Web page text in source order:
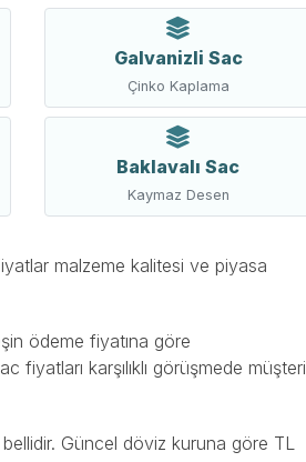
Galvanizli Sac
Çinko Kaplama
Baklavalı Sac
Kaymaz Desen
malzeme kalitesi ve piyasa
ödeme fiyatına göre
karşılıklı görüşmede müşteri
bellidir. Güncel döviz kuruna göre TL